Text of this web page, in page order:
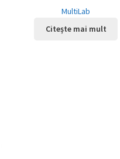
MultiLab
Citește mai mult